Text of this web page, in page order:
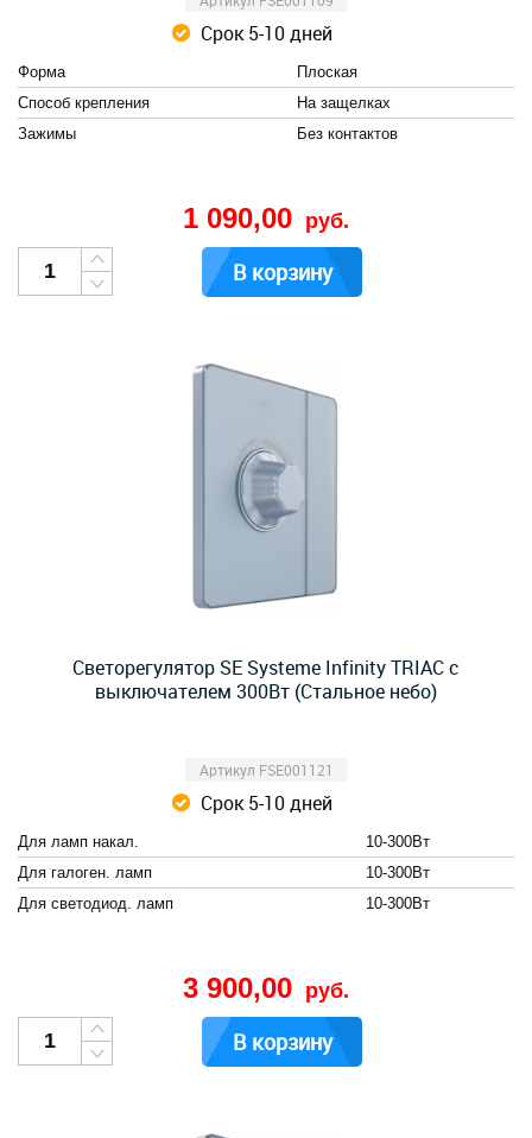
Срок 5-10 дней
Форма
Плоская
Способ крепления
На защелках
Зажимы
Без контактов
1 090,00 руб.
В корзину
Светорегулятор SE Systeme Infinity TRIAC c
выключателем 300Вт (Стальное небо)
Артикул FSE001121
Срок 5-10 дней
Для ламп накал.
10-300Вт
Для галоген. ламп
10-300Вт
Для светодиод. ламп
10-300Вт
3 900,00 руб.
В корзину